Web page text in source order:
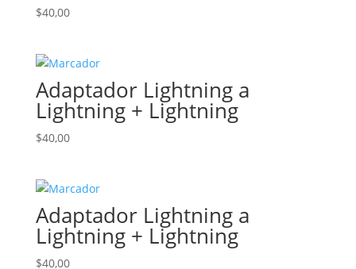
$40,00
Adaptador Lightning a
Lightning + Lightning
$40,00
Adaptador Lightning a
Lightning + Lightning
$40,00